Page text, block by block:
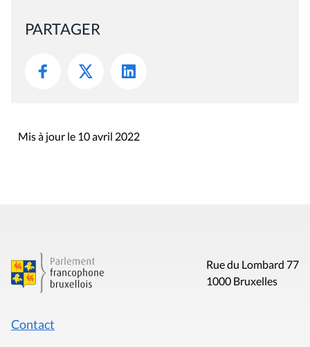
PARTAGER
Mis à jour le 10 avril 2022
Rue du Lombard 77
1000 Bruxelles
Contact